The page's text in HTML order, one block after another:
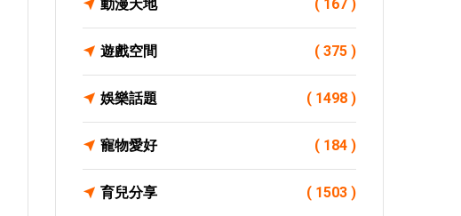
動漫天地 ( 167 )
遊戲空間 ( 375 )
娛樂話題 ( 1498 )
寵物愛好 ( 184 )
育兒分享 ( 1503 )